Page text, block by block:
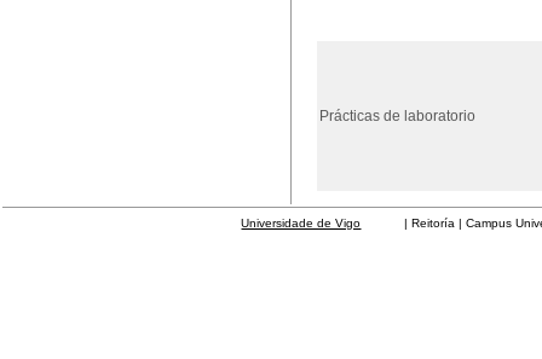
Prácticas de laboratorio
Universidade de Vigo | Reitoría | Campus